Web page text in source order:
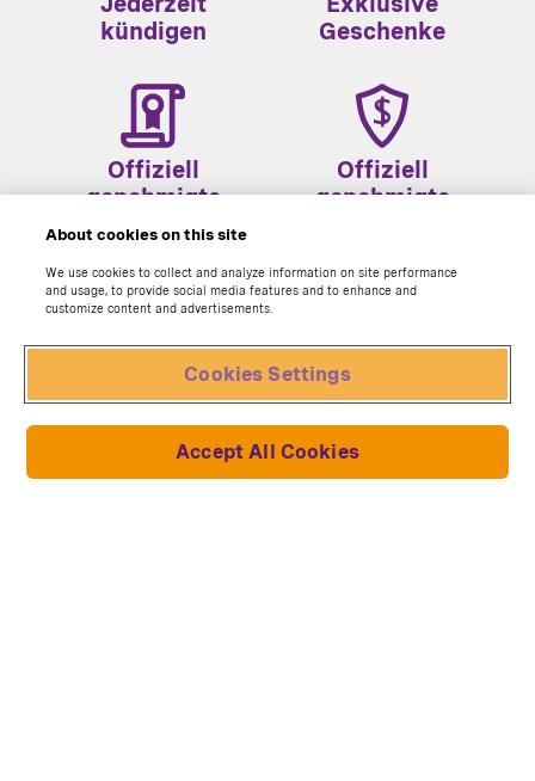
kündigen
Geschenke
Offiziell
genehmigtc
Offiziell
genehmigtc
Volg ons
About cookies on this site
We use cookies to collect and analyze information on site performance
and usage, to provide social media features and to enhance and
customize content and advertisements.
Cookies Settings
Accept All Cookies